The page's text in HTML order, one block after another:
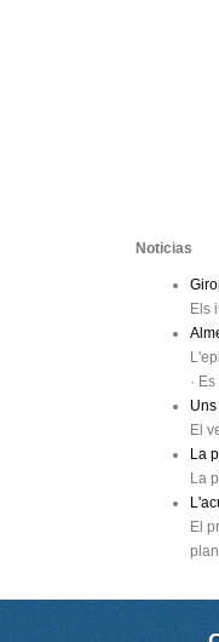
Noticias
Els
·
El
La
La
El